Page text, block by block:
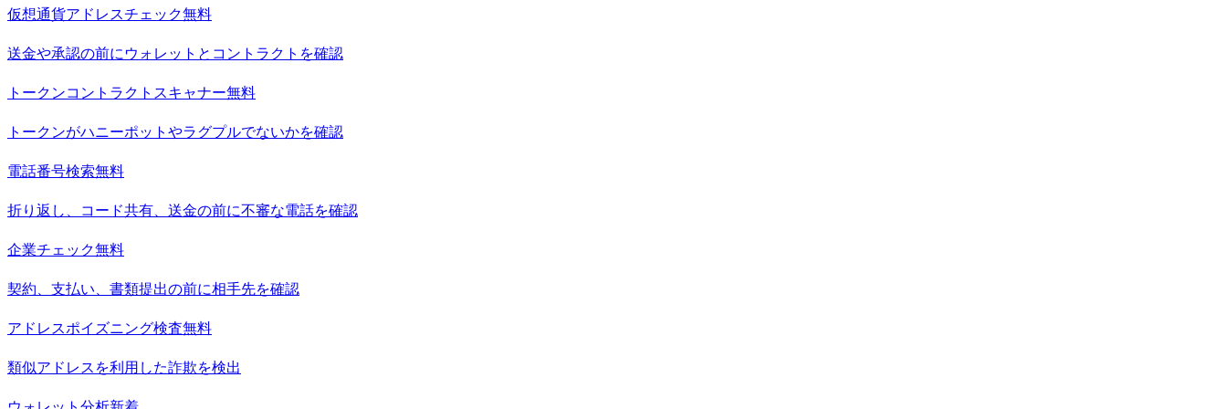
仮想通貨アドレスチェック無料
送金や承認の前にウォレットとコントラクトを確認
トークンコントラクトスキャナー無料
トークンがハニーポットやラグプルでないかを確認
電話番号検索無料
折り返し、コード共有、送金の前に不審な電話を確認
企業チェック無料
契約、支払い、書類提出の前に相手先を確認
アドレスポイズニング検査無料
類似アドレスを利用した詐欺を検出